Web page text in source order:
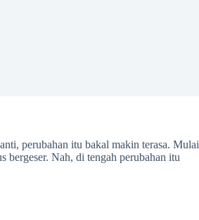
perubahan itu bakal makin terasa. Mulai
bergeser. Nah, di tengah perubahan itu